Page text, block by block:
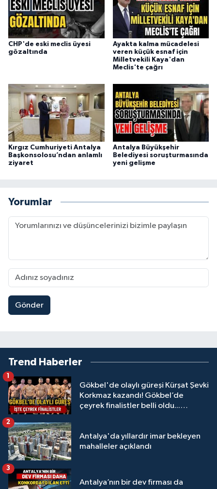
CHP'de eski meclis üyesi
gözaltında
Ayakta kalma mücadelesi
veren küçük esnaf için
Milletvekili Kaya'dan
Meclis'te çağrı
Kırgız Cumhuriyeti Antalya
Başkonsolosu’ndan anlamlı
ziyaret
Antalya Büyükşehir
Belediyesi soruşturmasında
yeni gelişme
Yorumlar
Gönder
Trend Haberler
Gökbel'de olaylı güreşi Kürşat Şevki
Korkmaz kazandı! Gökbel’de
çeyrek finalistler belli oldu...
1
Antalya'da yıllardır imar bekleyen
mahalleler açıklandı
2
Antalya’nın bir dev firması da
3